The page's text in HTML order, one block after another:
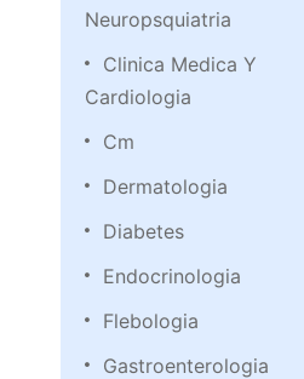
Neuropsquiatria
Clinica Medica Y
Cardiologia
Cm
Dermatologia
Diabetes
Endocrinologia
Flebologia
Gastroenterologia